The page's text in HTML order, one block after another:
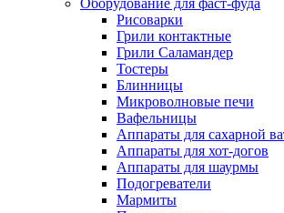
Оборудование для фаст-фуда
Рисоварки
Грили контактные
Грили Саламандер
Тостеры
Блинницы
Микроволновые печи
Вафельницы
Аппараты для сахарной
Аппараты для хот-догов
Аппараты для шаурмы
Подогреватели
Мармиты